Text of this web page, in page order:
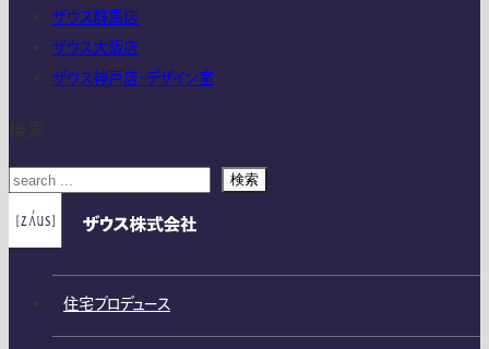
ザウス群馬店
ザウス大阪店
ザウス神戸店・デザイン室
検索
住宅プロデュース